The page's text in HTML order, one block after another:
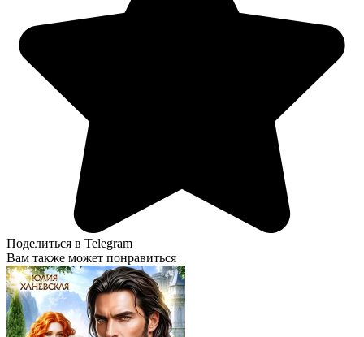
Поделиться в Telegram
Вам также может понравиться